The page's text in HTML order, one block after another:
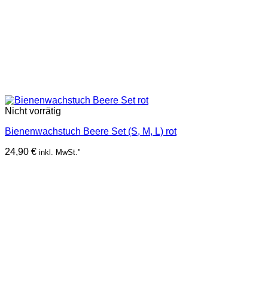
Nicht vorrätig
Bienenwachstuch Beere Set (S, M, L) rot
24,90 € inkl. MwSt."